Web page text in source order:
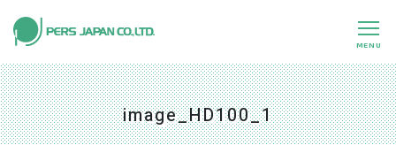
MENU
私たちの特長 About Us
事業内容 Business
image_HD100_1